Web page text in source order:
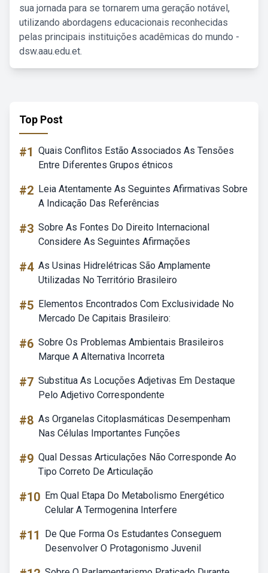
sua jornada para se tornarem uma geração notável,
utilizando abordagens educacionais reconhecidas
pelas principais instituições acadêmicas do mundo -
dsw.aau.edu.et.
Top Post
#1 Quais Conflitos Estão Associados As Tensões
Entre Diferentes Grupos étnicos
#2 Leia Atentamente As Seguintes Afirmativas Sobre
A Indicação Das Referências
#3 Sobre As Fontes Do Direito Internacional
Considere As Seguintes Afirmações
#4 As Usinas Hidrelétricas São Amplamente
Utilizadas No Território Brasileiro
#5 Elementos Encontrados Com Exclusividade No
Mercado De Capitais Brasileiro:
#6 Sobre Os Problemas Ambientais Brasileiros
Marque A Alternativa Incorreta
#7 Substitua As Locuções Adjetivas Em Destaque
Pelo Adjetivo Correspondente
#8 As Organelas Citoplasmáticas Desempenham
Nas Células Importantes Funções
#9 Qual Dessas Articulações Não Corresponde Ao
Tipo Correto De Articulação
#10 Em Qual Etapa Do Metabolismo Energético
Celular A Termogenina Interfere
#11
De Que Forma Os Estudantes Conseguem
Desenvolver O Protagonismo Juvenil